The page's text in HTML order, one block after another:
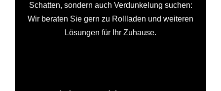
Schatten, sondern auch Verdunkelung suchen:
Wir beraten Sie gern zu Rollladen und weiteren
Lösungen für Ihr Zuhause.